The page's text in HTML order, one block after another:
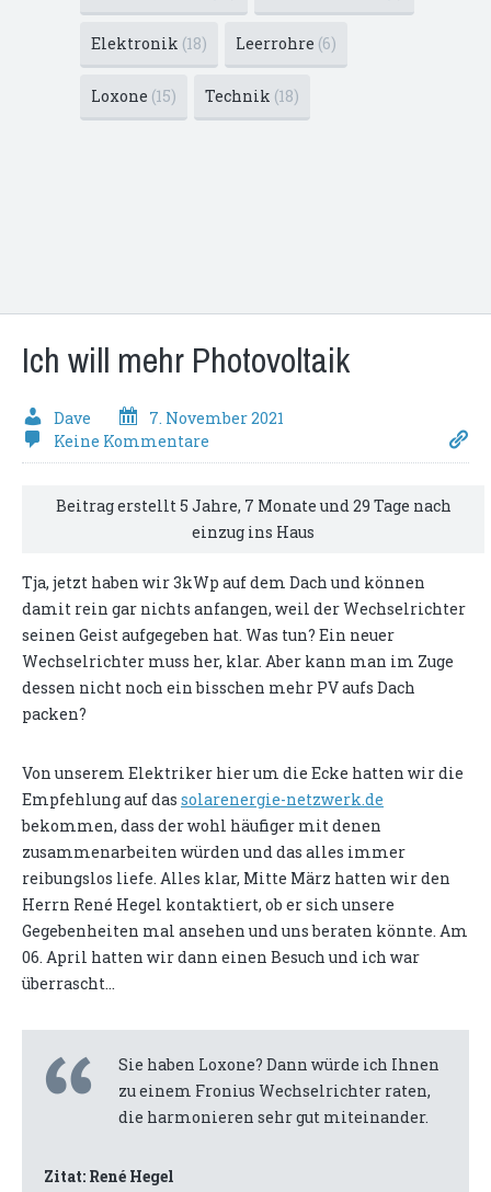
Elektronik (18) Leerrohre (6)
Loxone (15) Technik (18)
Ich will mehr Photovoltaik
Dave
7. November 2021
Keine Kommentare
Beitrag erstellt 5 Jahre, 7 Monate und 29 Tage nach
einzug ins Haus
Tja, jetzt haben wir 3kWp auf dem Dach und können
damit rein gar nichts anfangen, weil der Wechselrichter
seinen Geist aufgegeben hat. Was tun? Ein neuer
Wechselrichter muss her, klar. Aber kann man im Zuge
dessen nicht noch ein bisschen mehr PV aufs Dach
packen?
Von unserem Elektriker hier um die Ecke hatten wir die
Empfehlung auf das solarenergie-netzwerk.de
bekommen, dass der wohl häufiger mit denen
zusammenarbeiten würden und das alles immer
reibungslos liefe. Alles klar, Mitte März hatten wir den
Herrn René Hegel kontaktiert, ob er sich unsere
Gegebenheiten mal ansehen und uns beraten könnte. Am
06. April hatten wir dann einen Besuch und ich war
überrascht...
Sie haben Loxone? Dann würde ich Ihnen
zu einem Fronius Wechselrichter raten,
die harmonieren sehr gut miteinander.
Zitat: René Hegel